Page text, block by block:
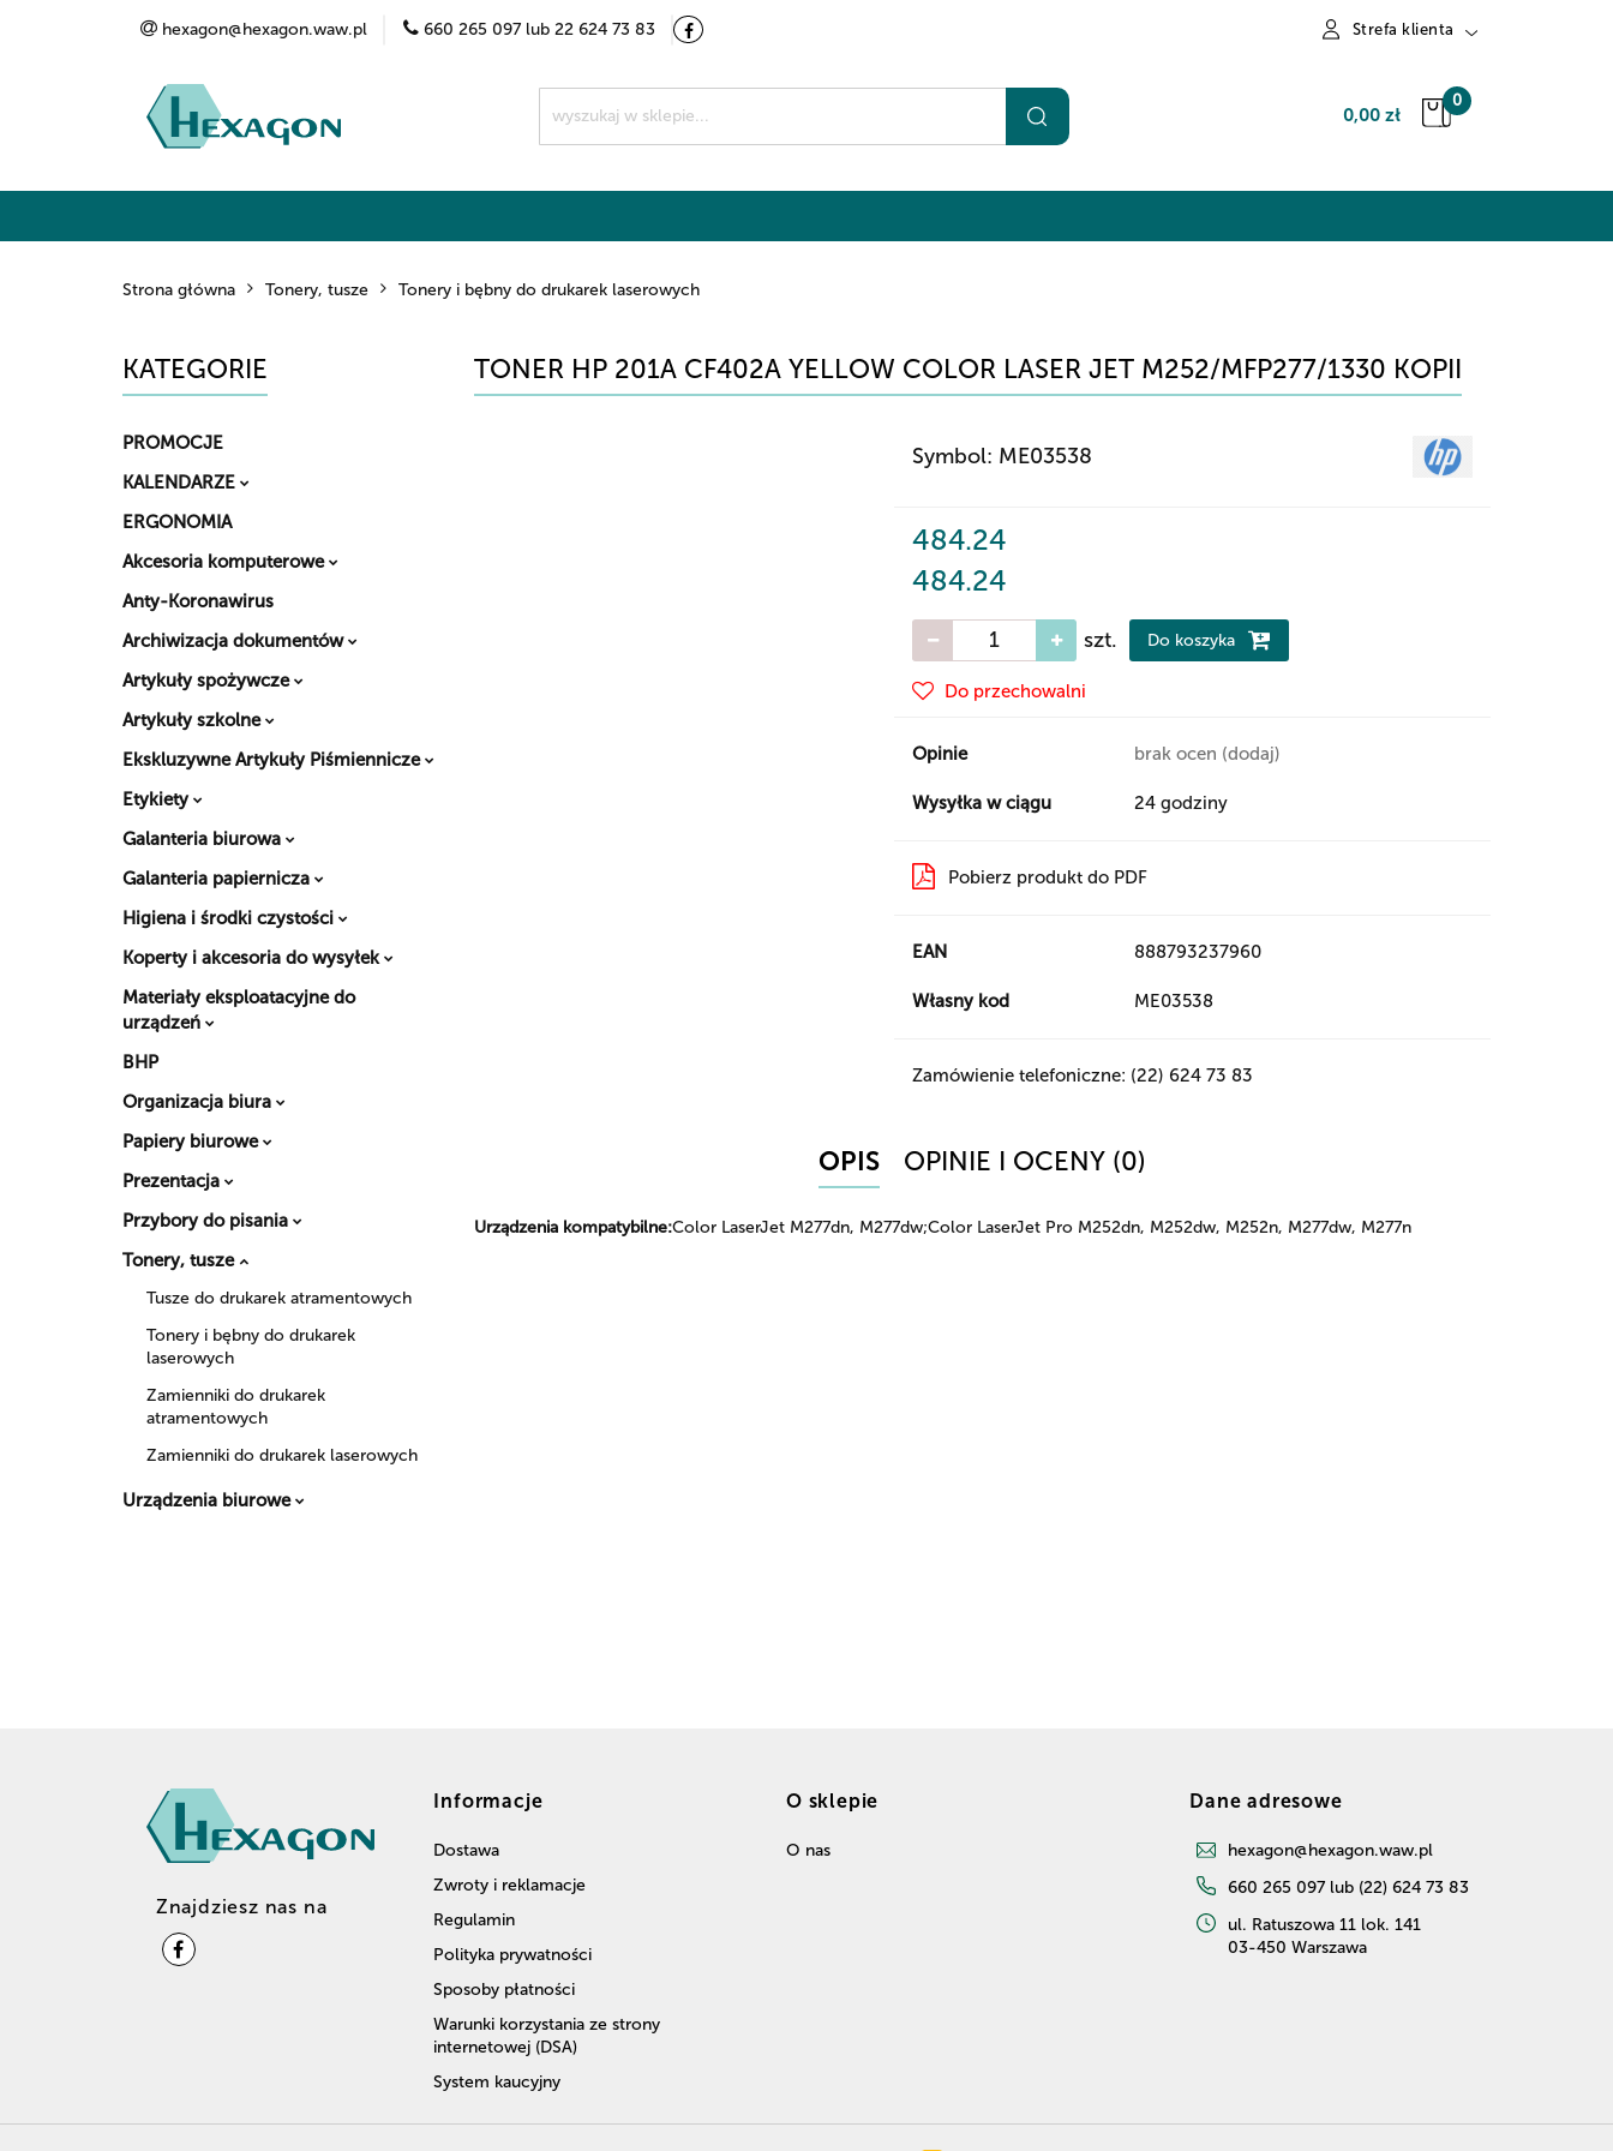
hexagon@hexagon.waw.pl 660 265 097 lub 22 624 73 83 Strefa klienta
Zaloguj się
Zarejestruj się
0,00 zł
0
Kategorie
Strona główna Tonery, tusze Tonery i bębny do drukarek laserowych
KATEGORIE
PROMOCJE
KALENDARZE
ERGONOMIA
Akcesoria komputerowe
Anty-Koronawirus
Archiwizacja dokumentów
Artykuły spożywcze
Artykuły szkolne
Ekskluzywne Artykuły Piśmiennicze
Etykiety
Galanteria biurowa
Galanteria papiernicza
Higiena i środki czystości
Koperty i akcesoria do wysyłek
Materiały eksploatacyjne do
urządzeń
BHP
Organizacja biura
Papiery biurowe
Prezentacja
Przybory do pisania
Tonery, tusze
Tusze do drukarek atramentowych
Tonery i bębny do drukarek
laserowych
Zamienniki do drukarek
atramentowych
Zamienniki do drukarek laserowych
Urządzenia biurowe
TONER HP 201A CF402A YELLOW COLOR LASER JET M252/MFP277/1330 KOPII
Symbol: ME03538
484.24
484.24
szt. Do koszyka
Do przechowalni
Opinie brak ocen (dodaj)
Wysyłka w ciągu 24 godziny
Pobierz produkt do PDF
EAN 888793237960
Własny kod ME03538
Zamówienie telefoniczne: (22) 624 73 83
OPIS OPINIE I OCENY (0)
Urządzenia kompatybilne:Color LaserJet M277dn, M277dw;Color LaserJet Pro M252dn, M252dw, M252n, M277dw, M277n
Znajdziesz nas na
Dane adresowe
hexagon@hexagon.waw.pl
660 265 097 lub (22) 624 73 83
ul. Ratuszowa 11 lok. 141
03-450 Warszawa
Informacje
Dostawa
Zwroty i reklamacje
Regulamin
Polityka prywatności
Sposoby płatności
Warunki korzystania ze strony
internetowej (DSA)
System kaucyjny
O sklepie
O nas